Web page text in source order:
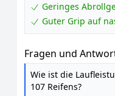
Geringes
Guter Grip auf
Fragen und
R15 TL 91H Z 107 -
Wie ist die
107 Reifens?